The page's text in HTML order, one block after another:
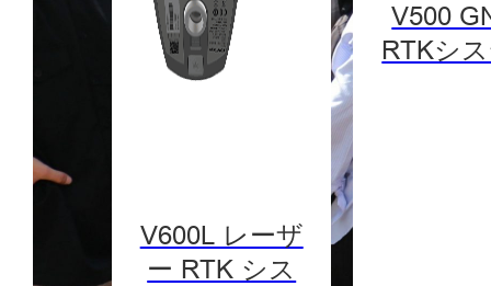
V600L レーザ
ー RTK シス
V500
RTKシ